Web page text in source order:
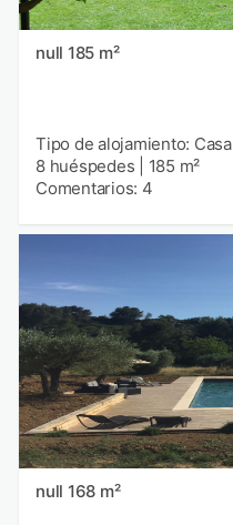
null 185 m²
Tipo de alojamiento: Casa
8 huéspedes
185 m²
Comentarios: 4
null 168 m²